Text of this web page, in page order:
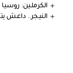
الكرملين:
النيجر.. داعش